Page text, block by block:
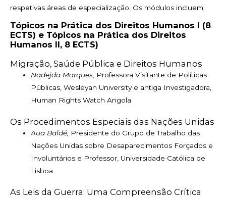
respetivas áreas de especialização. Os módulos incluem:
Tópicos na Prática dos Direitos Humanos I (8
ECTS) e Tópicos na Prática dos Direitos
Humanos II, 8 ECTS)
Migração, Saúde Pública e Direitos Humanos
Nadejda Marques, Professora Visitante de Políticas
Públicas, Wesleyan University e antiga Investigadora,
Human Rights Watch Angola
Os Procedimentos Especiais das Nações Unidas
Aua Baldé, Presidente do Grupo de Trabalho das
Nações Unidas sobre Desaparecimentos Forçados e
Involuntários e Professor, Universidade Católica de
Lisboa
As Leis da Guerra: Uma Compreensão Crítica